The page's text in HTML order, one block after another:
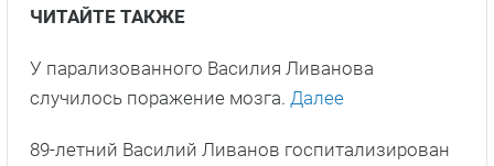
ЧИТАЙТЕ ТАКЖЕ
У парализованного Василия Ливанова
случилось поражение мозга. Далее
89-летний Василий Ливанов госпитализирован